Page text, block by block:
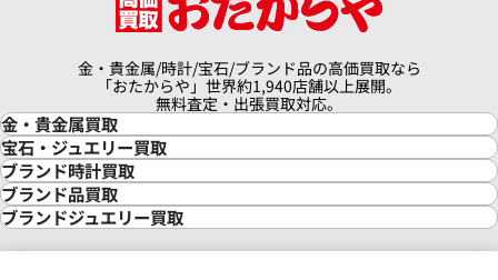
金・貴金属/時計/宝石/ブランド品の高価買取なら
「おたからや」世界約1,940店舗以上展開。
無料査定・出張買取対応。
金・貴金属買取
金買取
金の相場価格情報
金の参考買取価格一覧
インゴット買取
インゴットの相場価格情報
24金買取
宝石・ジュエリー買取
宝石・ジュエリー買取
ダイヤモンド買取
ダイヤモンド・宝石の参考価格一覧
リング・結婚指輪買取
エメラルド買取
ブランド時計買取
時計買取
ロレックス買取
ロレックス デイトナ買取
ロレックス サブマリーナー買取
ブランド品買取
ブランド買取
ブランドジュエリー買取